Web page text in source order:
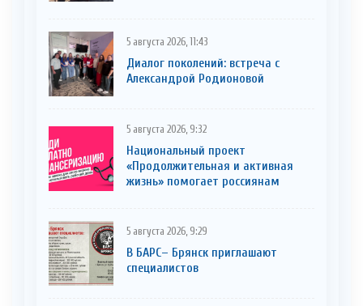
5 августа 2026, 11:43
Диалог поколений: встреча с
Александрой Родионовой
5 августа 2026, 9:32
Национальный проект
«Продолжительная и активная
жизнь» помогает россиянам
5 августа 2026, 9:29
В БАРС– Брянcк приглaшают
cпециaлистoв